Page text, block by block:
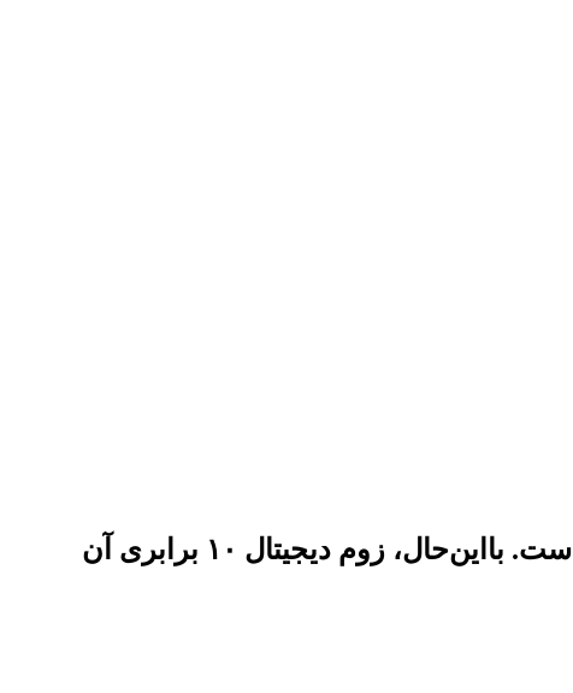
گلکسی S25 اج باریک‌ترین گوشی پرچم‌دار سامسونگ است، اما فاقد دوربین زوم اپتیکال است. بااین‌حال، زوم دیجیتال ۱۰ برابری آن